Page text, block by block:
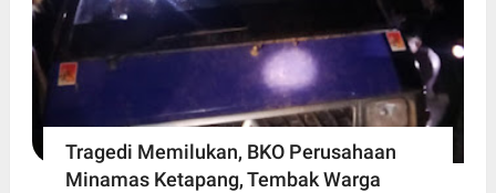
Tragedi Memilukan, BKO Perusahaan
Minamas Ketapang, Tembak Warga